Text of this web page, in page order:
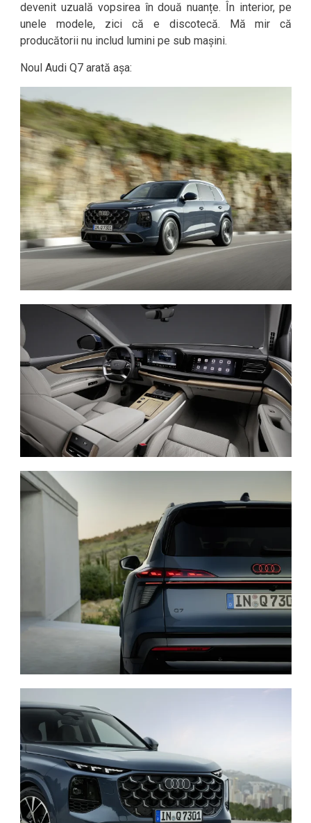
devenit uzuală vopsirea în două nuanțe. În interior, pe
unele modele, zici că e discotecă. Mă mir că
producătorii nu includ lumini pe sub mașini.
Noul Audi Q7 arată așa: